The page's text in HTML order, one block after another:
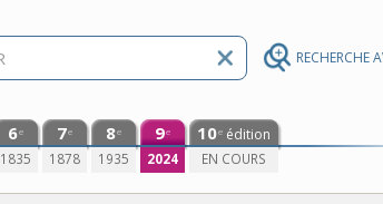
RECHERCHE
6e
1835
7e
1878
8e
1935
9e
2024
10e édition
EN COURS